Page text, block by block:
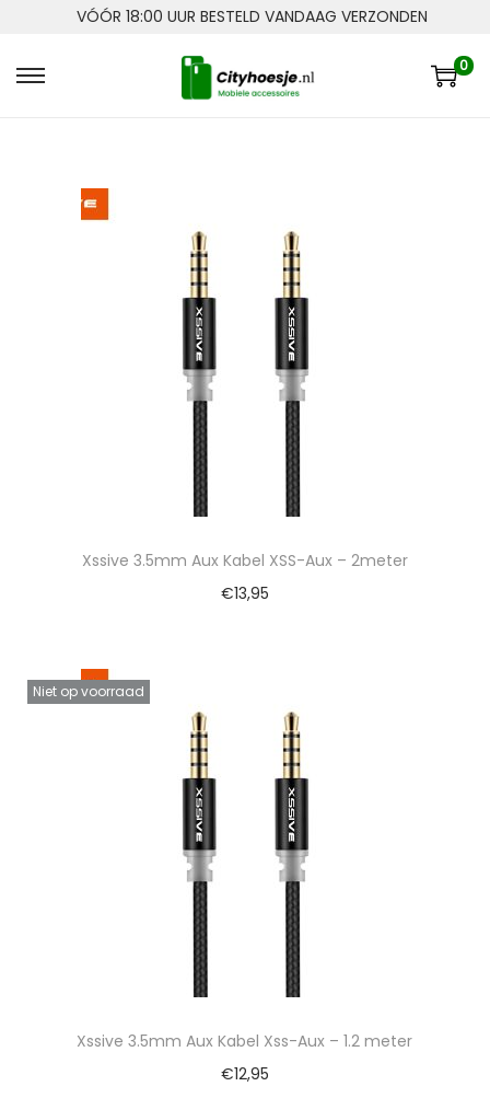
VÓÓR 18:00 UUR BESTELD VANDAAG VERZONDEN
0
Xssive 3.5mm Aux Kabel XSS-Aux – 2meter
€13,95
Niet op voorraad
Xssive 3.5mm Aux Kabel Xss-Aux – 1.2 meter
€12,95